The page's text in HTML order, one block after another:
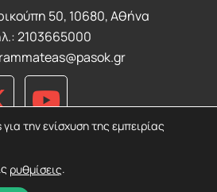
50, 10680, Αθήνα
2103665000
© 2023
την ενίσχυση της εμπειρίας
ρυθμίσεις.